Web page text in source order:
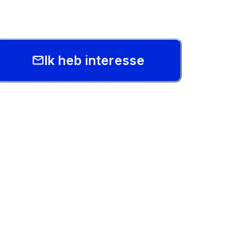
Ik heb interesse